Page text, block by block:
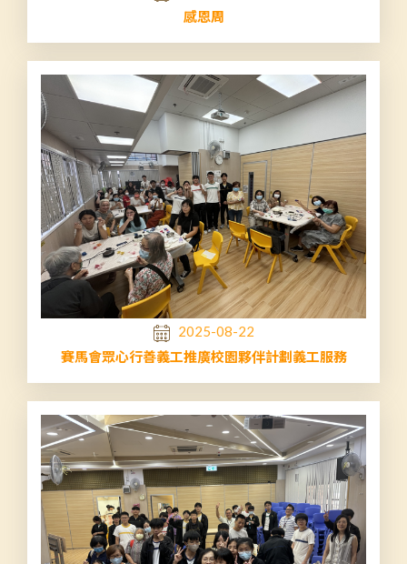
感恩周
2025-08-22
賽馬會眾心行善義工推廣校園夥伴計劃義工服務